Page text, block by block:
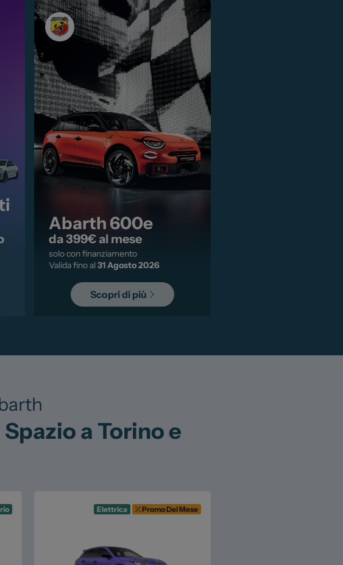
Abarth 600e
da 399€ al mese
solo con finanziamento
Valida fino al31 Agosto 2026
Scopri di più
a Torino e
Elettrica Promo Del Mese